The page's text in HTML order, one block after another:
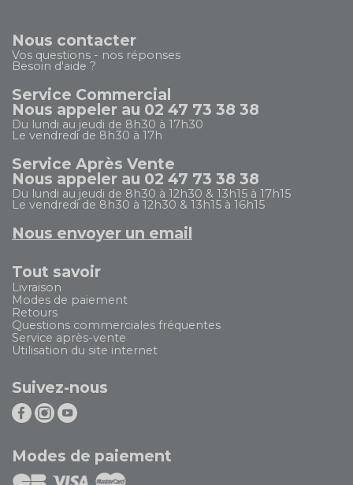
Nous contacter
Vos questions - nos réponses
Besoin d'aide ?
Service Commercial
Nous appeler au 02 47 73 38 38
Du lundi au jeudi de 8h30 à 17h30
Le vendredi de 8h30 à 17h
Service Après Vente
Nous appeler au 02 47 73 38 38
Du lundi au jeudi de 8h30 à 12h30 & 13h15 à 17h15
Le vendredi de 8h30 à 12h30 & 13h15 à 16h15
Nous envoyer un email
Tout savoir
Livraison
Modes de paiement
Retours
Questions commerciales fréquentes
Service après-vente
Utilisation du site internet
Suivez-nous
Modes de paiement